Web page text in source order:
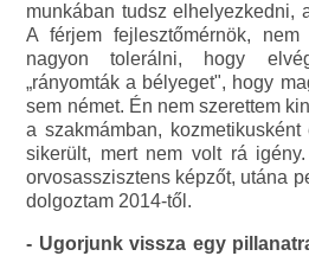
munkában tudsz elhelyezkedni,
A férjem fejlesztőmérnök,
nagyon tolerálni, hogy
„rányomták a bélyeget", hogy
sem német. Én nem szerettem
a szakmámban,
sikerült, mert nem volt rá
orvosasszisztens képzőt, utána
dolgoztam 2014-től.
- Ugorjunk vissza egy